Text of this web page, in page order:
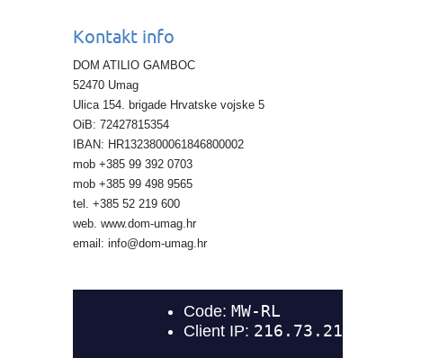
Kontakt info
DOM ATILIO GAMBOC
52470 Umag
Ulica 154. brigade Hrvatske vojske 5
OiB: 72427815354
IBAN: HR1323800061846800002
mob +385 99 392 0703
mob +385 99 498 9565
tel. +385 52 219 600
web. www.dom-umag.hr
email: info@dom-umag.hr